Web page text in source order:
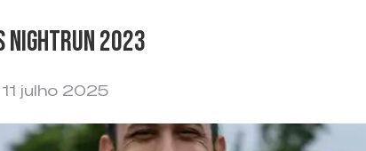
Nightrun 2023
julho 2025